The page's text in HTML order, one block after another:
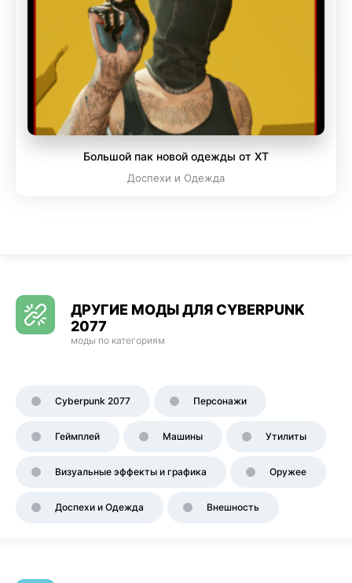
Большой пак новой одежды от XT
Доспехи и Одежда
ДРУГИЕ МОДЫ ДЛЯ CYBERPUNK
2077
моды по категориям
Cyberpunk 2077 Персонажи
Геймплей Машины Утилиты
Визуальные эффекты и графика Оружее
Доспехи и Одежда Внешность